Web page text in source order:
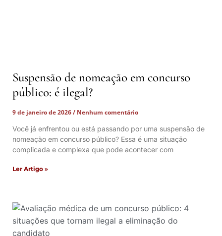
Suspensão de nomeação em concurso
público: é ilegal?
9 de janeiro de 2026
Nenhum comentário
Você já enfrentou ou está passando por uma suspensão de
nomeação em concurso público? Essa é uma situação
complicada e complexa que pode acontecer com
Ler Artigo »